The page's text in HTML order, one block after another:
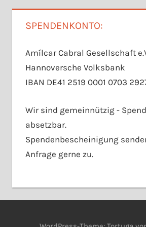
SPENDENKONTO:
Amílcar Cabral Gesellschaft
Hannoversche Volksbank
IBAN DE41 2519 0001 0703
Wir sind gemeinnützig -
absetzbar.
Spendenbescheinigung
Anfrage gerne zu.